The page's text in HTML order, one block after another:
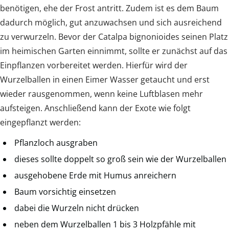
benötigen, ehe der Frost antritt. Zudem ist es dem Baum
dadurch möglich, gut anzuwachsen und sich ausreichend
zu verwurzeln. Bevor der Catalpa bignonioides seinen Platz
im heimischen Garten einnimmt, sollte er zunächst auf das
Einpflanzen vorbereitet werden. Hierfür wird der
Wurzelballen in einen Eimer Wasser getaucht und erst
wieder rausgenommen, wenn keine Luftblasen mehr
aufsteigen. Anschließend kann der Exote wie folgt
eingepflanzt werden:
Pflanzloch ausgraben
dieses sollte doppelt so groß sein wie der Wurzelballen
ausgehobene Erde mit Humus anreichern
Baum vorsichtig einsetzen
dabei die Wurzeln nicht drücken
neben dem Wurzelballen 1 bis 3 Holzpfähle mit